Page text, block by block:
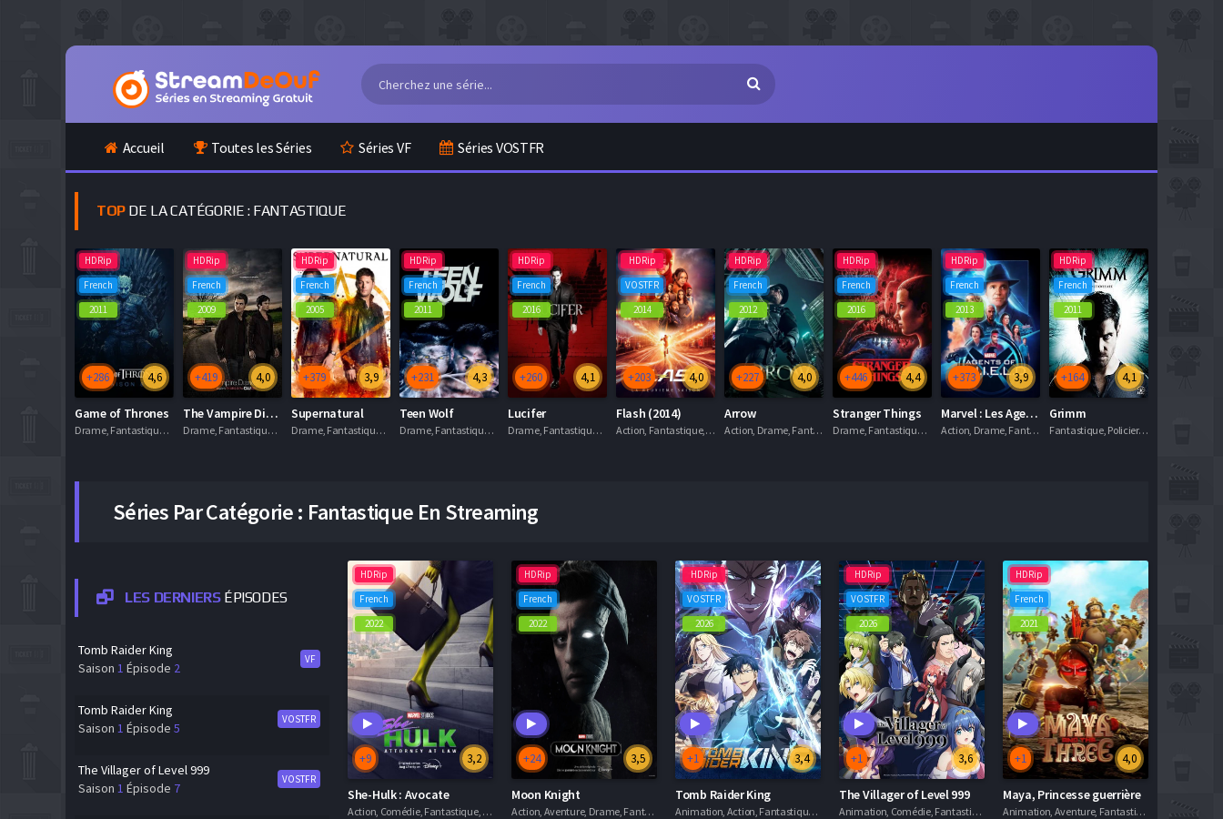
Accueil Toutes les Séries Séries VF Séries VOSTFR
TOPDE LA CATÉGORIE : FANTASTIQUE
HDRip
French
2011
4,6
+286
Game of Thrones
Drame, Fantastique, Séries VF
HDRip
French
2009
4,0
+419
The Vampire Diaries
Drame, Fantastique, Romance, Séries VF
HDRip
French
2005
3,9
+379
Supernatural
Drame, Fantastique, Horreur, Séries VF
HDRip
French
2011
4,3
+231
Teen Wolf
Drame, Fantastique, Séries VF
HDRip
French
2016
4,1
+260
Lucifer
Drame, Fantastique, Policier, Séries VF
HDRip
VOSTFR
2014
4,0
+203
Flash (2014)
Action, Fantastique, Séries VOSTFR
HDRip
French
2012
4,0
+227
Arrow
Action, Drame, Fantastique, Séries VF
HDRip
French
2016
4,4
+446
Stranger Things
Drame, Fantastique, Horreur, Science Fiction, Thriller, Séries VF
HDRip
French
2013
3,9
+373
Marvel : Les Agents du S.H.I.E.L.D.
Action, Drame, Fantastique, Séries VF
HDRip
French
2011
4,1
+164
Grimm
Fantastique, Policier, Séries VF
Séries Par Catégorie : Fantastique En Streaming
LES DERNIERS ÉPISODES
Tomb Raider King
Saison 1 Épisode 2
VF
Tomb Raider King
Saison 1 Épisode 5
VOSTFR
The Villager of Level 999
Saison 1 Épisode 7
VOSTFR
HDRip
French
2022
3,2
+9
She-Hulk : Avocate
Action, Comédie, Fantastique, Judiciaire, Séries VF
HDRip
French
2022
3,5
+24
Moon Knight
Action, Aventure, Drame, Fantastique, Séries VF
HDRip
VOSTFR
2026
3,4
+1
Tomb Raider King
Animation, Action, Fantastique, Séries VOSTFR
HDRip
VOSTFR
2026
3,6
+1
The Villager of Level 999
Animation, Comédie, Fantastique, Séries VOSTFR
HDRip
French
2021
4,0
+1
Maya, Princesse guerrière
Animation, Aventure, Fantastique, Séries VF